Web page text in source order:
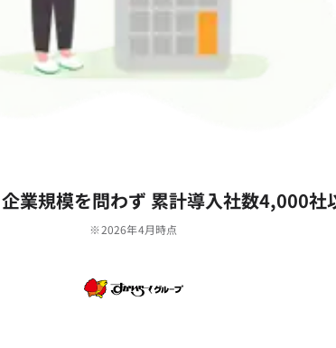
業規模を問わず 累計導⼊社数4,000社
※2026年4月時点